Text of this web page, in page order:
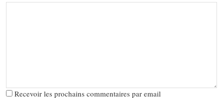
Recevoir les prochains commentaires par email